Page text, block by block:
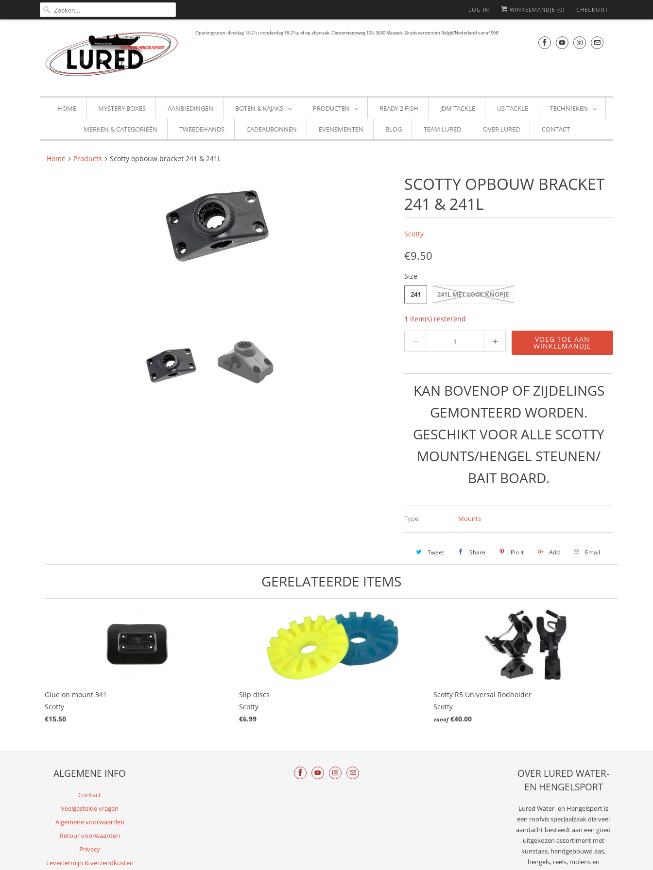
LOG IN WINKELMANDJE (0) CHECKOUT
Openingsuren: dinsdag 18-21u donderdag 18-21u; of op afspraak. Diestersteenweg 106, 3680 Maaseik. Gratis verzonden België/Nederland vanaf 50€!
HOME MYSTERY BOXES AANBIEDINGEN BOTEN & KAJAKS PRODUCTEN READY 2 FISH JDM TACKLE US TACKLE TECHNIEKEN
MERKEN & CATEGORIEËN TWEEDEHANDS CADEAUBONNEN EVENEMENTEN BLOG TEAM LURED OVER LURED CONTACT
Home Products Scotty opbouw bracket 241 & 241L
SCOTTY OPBOUW BRACKET
241 & 241L
Scotty
€9.50
Size
241 241L MET LOCK KNOPJE
1 item(s) resterend
VOEG TOE AAN
WINKELMANDJE
KAN BOVENOP OF ZIJDELINGS
GEMONTEERD WORDEN.
GESCHIKT VOOR ALLE SCOTTY
MOUNTS/HENGEL STEUNEN/
BAIT BOARD.
Type: Mounts
Tweet Share Pin It Add Email
GERELATEERDE ITEMS
Glue on mount 341
Scotty
€15.50
Slip discs
Scotty
€6.99
Scotty R5 Universal Rodholder
Scotty
vanaf €40.00
ALGEMENE INFO
Contact
Veelgestelde vragen
Algemene voorwaarden
Retour voorwaarden
Privacy
Levertermijn & verzendkosten
OVER LURED WATER-
EN HENGELSPORT
Lured Water- en Hengelsport is
een roofvis speciaalzaak die veel
aandacht besteedt aan een goed
uitgekozen assortiment met
kunstaas, handgebouwd aas,
hengels, reels, molens en